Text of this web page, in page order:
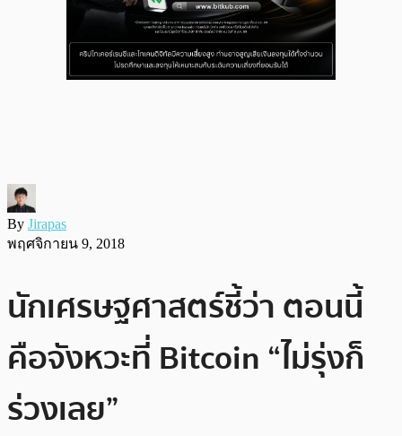
By Jirapas
พฤศจิกายน 9, 2018
นักเศรษฐศาสตร์ชี้ว่า ตอนนี้
คือจังหวะที่ Bitcoin “ไม่รุ่งก็
ร่วงเลย”